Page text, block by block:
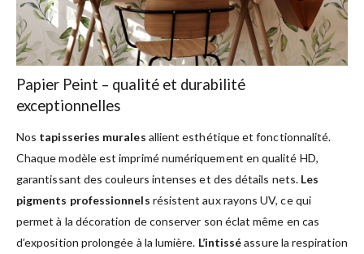
Papier Peint – qualité et durabilité
exceptionnelles
Nos tapisseries murales allient esthétique et fonctionnalité.
Chaque modèle est imprimé numériquement en qualité HD,
garantissant des couleurs intenses et des détails nets. Les
pigments professionnels résistent aux rayons UV, ce qui
permet à la décoration de conserver son éclat même en cas
d’exposition prolongée à la lumière. L’intisséassure la respiration